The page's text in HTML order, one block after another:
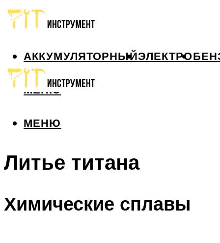
АККУМУЛЯТОРНЫЙЭЛЕКТРО
МЕНЮ
МЕНЮ
Литье титана
Химические сплавы